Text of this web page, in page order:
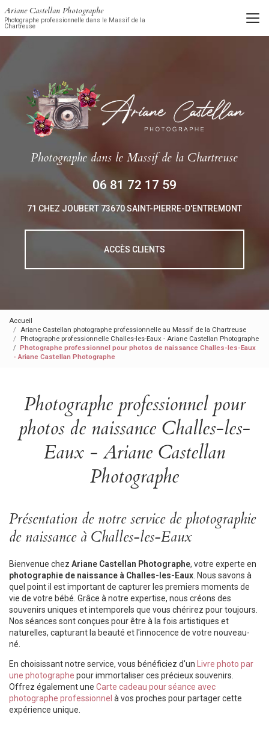
au
contenu
Ariane Castellan Photographe
Photographe professionnelle dans le Massif de la
Chartreuse
Photographedans le Massif de la Chartreuse
06 81 72 17 59
71 CHEZ JOUBERT 73670 SAINT-PIERRE-D'ENTREMONT
ACCÈS CLIENTS
Accueil
Ariane Castellan photographe professionnelle au Massif de la Chartreuse
Photographe professionnelle Challes-les-Eaux - Ariane Castellan Photographe
Photographe professionnel pour photos de naissance Challes-les-Eaux
- Ariane Castellan Photographe
Photographe professionnel pour
photos de naissance Challes-les-
Eaux - Ariane Castellan
Photographe
Présentation de notre service de photographie
de naissance à Challes-les-Eaux
Bienvenue chez Ariane Castellan Photographe, votre experte en
photographie de naissance à Challes-les-Eaux . Nous savons à
quel point il est important de capturer les premiers moments de
vie de votre bébé. Grâce à notre expertise, nous créons des
souvenirs uniques et intemporels que vous chérirez pour toujours.
Nos séances sont conçues pour être à la fois artistiques et
naturelles, capturant la beauté et l'innocence de votre nouveau-
né.
En choisissant notre service, vous bénéficiez d'un
Livre photo par
une photographe pour immortaliser ces précieux souvenirs.
Offrez également une Carte cadeau pour séance avec
photographe professionnel à vos proches pour partager cette
expérience unique.